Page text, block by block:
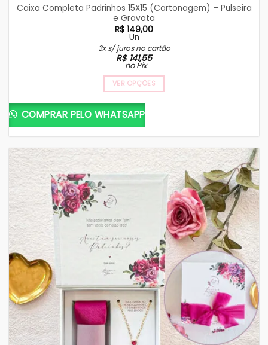
Caixa Completa Padrinhos 15X15 (Cartonagem) – Pulseira
e Gravata
R$ 149,00
Un
3x s/ juros no cartão
R$141,55
no Pix
VER OPÇÕES
COMPRAR PELO WHATSAPP